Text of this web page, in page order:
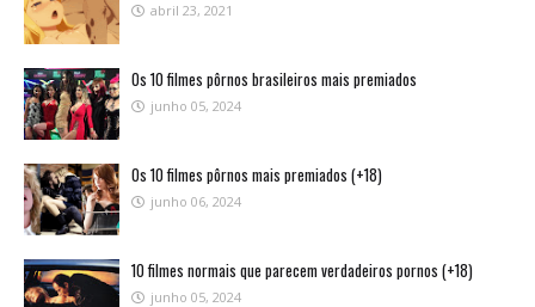
abril 23, 2021
Os 10 filmes pôrnos brasileiros mais premiados
junho 05, 2024
Os 10 filmes pôrnos mais premiados (+18)
junho 06, 2024
10 filmes normais que parecem verdadeiros pornos (+18)
junho 05, 2024